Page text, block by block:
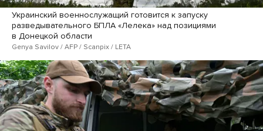
Украинский военнослужащий готовится к запуску
разведывательного БПЛА «Лелека» над позициями
в Донецкой области
Genya Savilov / AFP / Scanpix / LETA